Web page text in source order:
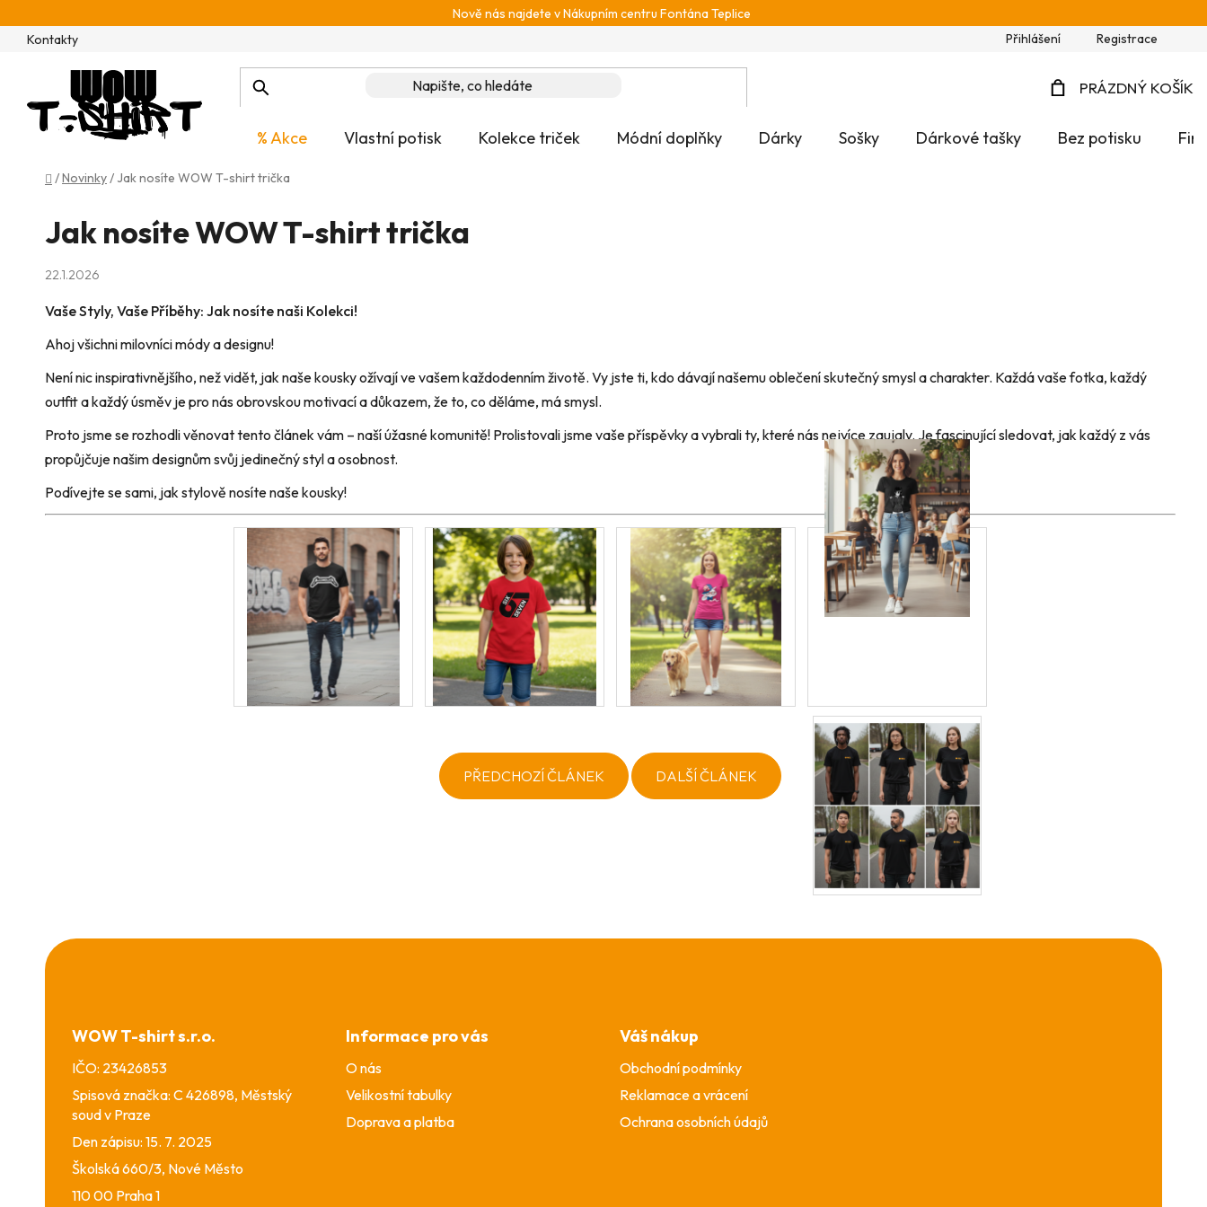
na
obsah
Nově nás najdete v Nákupním centru Fontána Teplice
Kontakty
Přihlášení Registrace
PRÁZDNÝ KOŠÍK
% Akce Vlastní potisk Kolekce triček Módní doplňky Dárky Sošky Dárkové tašky Bez potisku
Domů
/Novinky/ Jak nosíte WOW T-shirt trička
Jak nosíte WOW T-shirt trička
22.1.2026
Vaše Styly, Vaše Příběhy: Jak nosíte naši Kolekci!
Ahoj všichni milovníci módy a designu!
Není nic inspirativnějšího, než vidět, jak naše kousky ožívají ve vašem každodenním životě. Vy jste ti, kdo dávají našemu oblečení skutečný smysl a charakter. Každá vaše fotka, každý
outfit a každý úsměv je pro nás obrovskou motivací a důkazem, že to, co děláme, má smysl.
Proto jsme se rozhodli věnovat tento článek vám – naší úžasné komunitě! Prolistovali jsme vaše příspěvky a vybrali ty, které nás nejvíce zaujaly. Je fascinující sledovat, jak každý z vás
propůjčuje našim designům svůj jedinečný styl a osobnost.
Podívejte se sami, jak stylově nosíte naše kousky!
PŘEDCHOZÍ ČLÁNEK DALŠÍ ČLÁNEK
Z
WOW T-shirt s.r.o.
IČO: 23426853
Spisová značka: C 426898, Městský
soud v Praze
Den zápisu: 15. 7. 2025
Školská 660/3, Nové Město
110 00 Praha 1
Informace pro vás
O nás
Velikostní tabulky
Doprava a platba
Váš nákup
Obchodní podmínky
Reklamace a vrácení
Ochrana osobních údajů